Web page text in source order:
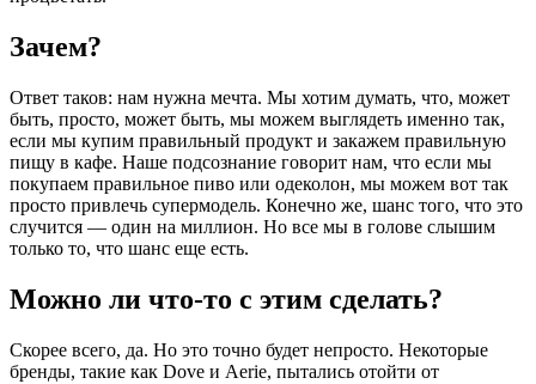
Зачем?
Ответ таков: нам нужна мечта. Мы хотим думать, что, может
быть, просто, может быть, мы можем выглядеть именно так,
если мы купим правильный продукт и закажем правильную
пищу в кафе. Наше подсознание говорит нам, что если мы
покупаем правильное пиво или одеколон, мы можем вот так
просто привлечь супермодель. Конечно же, шанс того, что это
случится — один на миллион. Но все мы в голове слышим
только то, что шанс еще есть.
Можно ли что-то с этим сделать?
Скорее всего, да. Но это точно будет непросто. Некоторые
бренды, такие как Dove и Aerie, пытались отойти от